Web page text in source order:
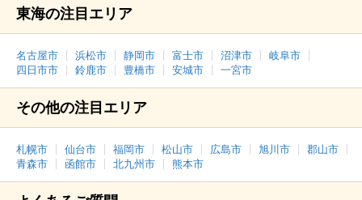
東海の注目エリア
名古屋市 浜松市 静岡市 富士市 沼津市
岐阜市
四日市市
鈴鹿市 豊橋市 安城市 一宮市
その他の注目エリア
札幌市 仙台市 福岡市 松山市 広島市 旭川市
郡山市
青森市
函館市 北九州市 熊本市